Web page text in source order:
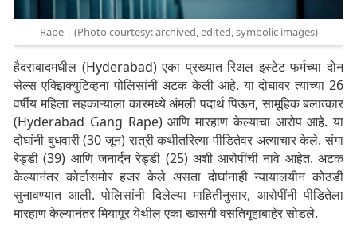
Rape | (Photo courtesy: archived, edited, symbolic images)
हैदराबादमधील (Hyderabad) एका प्रख्यात रिअल इस्टेट फर्मच्या दोन
सेल्स एक्झिक्युटिव्हना पोलिसांनी अटक केली आहे. या दोघांवर त्यांच्या 26
वर्षीय महिला सहकाऱ्याला कारमध्ये अंमली पदार्थ पिऊन, सामूहिक बलात्कार
(Hyderabad Gang Rape) आणि मारहाण केल्याचा आरोप आहे. या
दोघांनी बुधवारी (30 जून) रात्री कथीतरित्या पीडितेवर अत्याचार केले. संगा
रेड्डी (39) आणि जनार्दन रेड्डी (25) अशी आरोपींची नावे आहेत. अटक
केल्यानंतर कोर्टासमोर हजर केले असता दोघांनाही न्यायालयीन कोठडी
सुनावण्यात आली. पोलिसांनी दिलेल्या माहितीनुसार, आरोपींनी पीडितेला
मारहाण केल्यानंतर मियापूर येथील एका खासगी वसतिगृहाबाहेर सोडले.